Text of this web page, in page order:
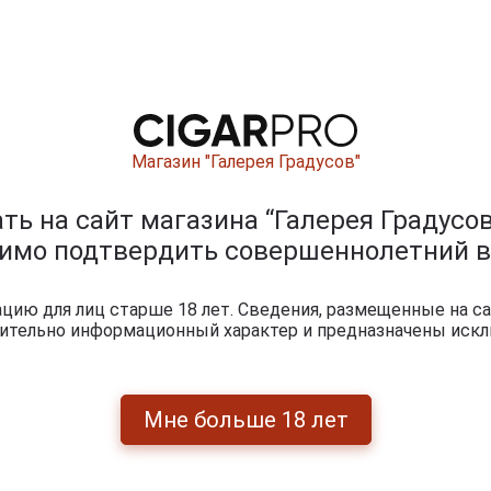
Vintage Bas
Armagnac
Dartigalongue 1974
Арманьяк
Дартигалон 1974
года 0.5л в
Dartigalongue 1974
years Арманьяк
Винтаж Ба
года 0.5л в
деревянной
упаковке
по году производства
Магазин "Галерея Градусов"
на сайт магазина “Галерея
подтвердить совершеннолетний
для лиц старше 18 лет. Сведения, размещенные на
информационный характер и предназначены
Мне больше 18 лет